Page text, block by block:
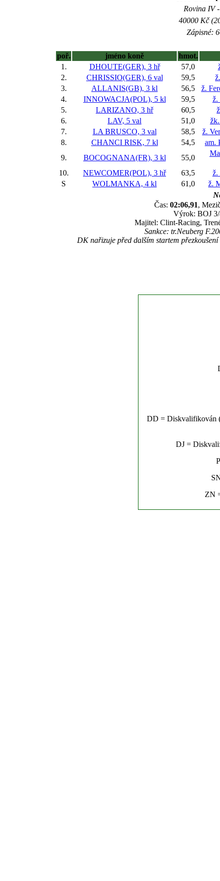
Rovina IV
40000 Kč
Zápisné:
poř. jméno koně
hmot.
1.
DHOUTE(GER), 3 hř 57,0
2.
CHRISSIO(GER), 6 val 59,5
3.
ALLANIS(GB), 3 kl 56,5
ž.
4.
INNOWACJA(POL), 5 kl 59,5
ž.
5.
LARIZANO, 3 hř 60,5
6.
LAV, 5 val 51,0
7.
LA BRUSCO, 3 val 58,5
ž.
8.
CHANCI RISK, 7 kl 54,5
am.
9.
BOCOGNANA(FR), 3 kl 55,0
10. NEWCOMER(POL), 3 hř 63,5
ž.
S
WOLMANKA, 4 kl 61,0
ž.
Čas: 02:06,91,
Výrok: BOJ
Majitel: Clint-Racing,
Sankce: tr.Neuberg
DK nařizuje před dalším startem
DD = Diskvalifikován
DJ =
ZN